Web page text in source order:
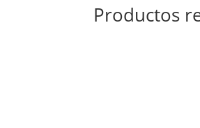
Productos